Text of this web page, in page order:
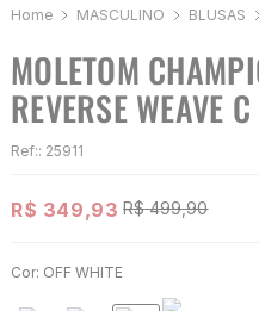
MASCULINO BLUSAS
MOLETOM
REVERSE WEAVE
Ref:: 25911
R$ 349,93 R$ 499,90
Cor: OFF WHITE